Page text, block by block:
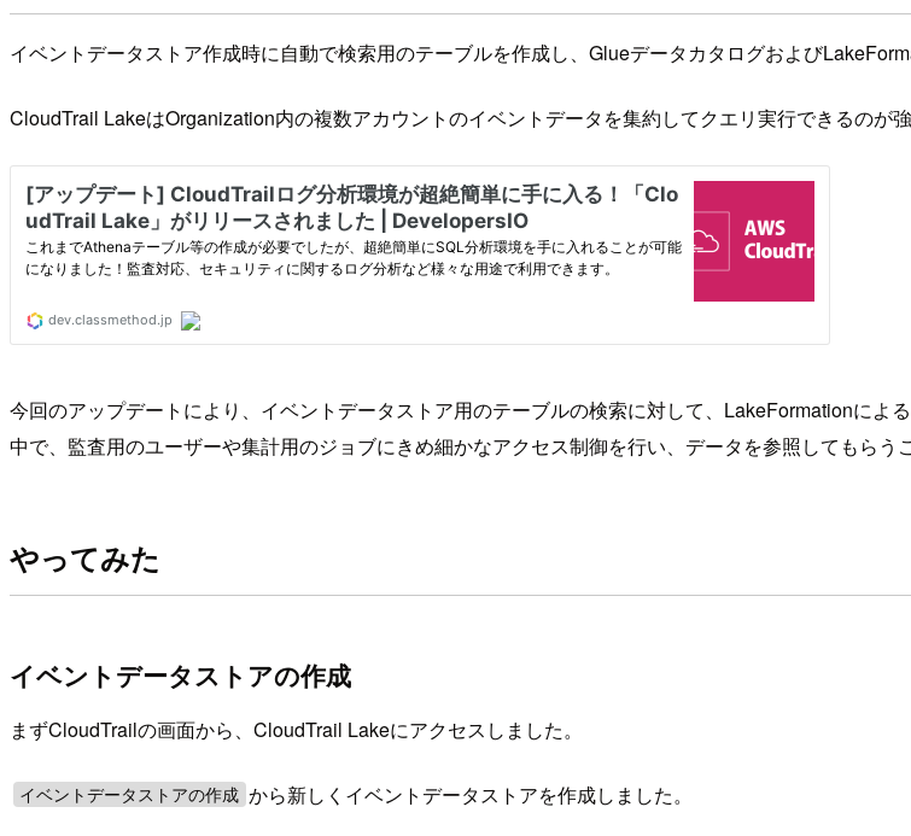
イベントデータストア作成時に自動で検索用のテーブルを作成し、Glueデータカタログおよび
CloudTrail LakeはOrganization内の複数アカウントのイベントデータを集約してクエリ実行できるのが
今回のアップデートにより、イベントデータストア用のテーブルの検索に対して、LakeFormationに
中で、監査用のユーザーや集計用のジョブにきめ細かなアクセス制御を行い、データを参照してもらう
やってみた
イベントデータストアの作成
まずCloudTrailの画面から、CloudTrail Lakeにアクセスしました。
イベントデータストアの作成 から新しくイベントデータストアを作成しました。